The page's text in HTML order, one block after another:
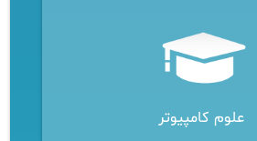
علوم کامپیوتر